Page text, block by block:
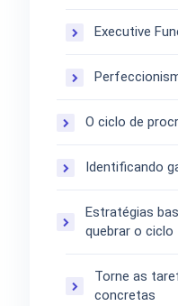
Executive
O ciclo de
Identificando
Estratégias
quebrar o ciclo
Torne as
concretas